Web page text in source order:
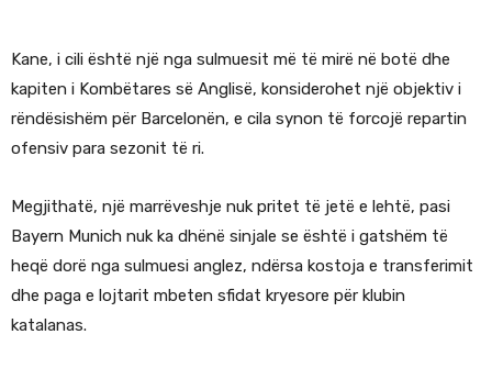
Kane, i cili është një nga sulmuesit më të mirë në botë dhe
kapiten i Kombëtares së Anglisë, konsiderohet një objektiv i
rëndësishëm për Barcelonën, e cila synon të forcojë repartin
ofensiv para sezonit të ri.
Megjithatë, një marrëveshje nuk pritet të jetë e lehtë, pasi
Bayern Munich nuk ka dhënë sinjale se është i gatshëm të
heqë dorë nga sulmuesi anglez, ndërsa kostoja e transferimit
dhe paga e lojtarit mbeten sfidat kryesore për klubin
katalanas.